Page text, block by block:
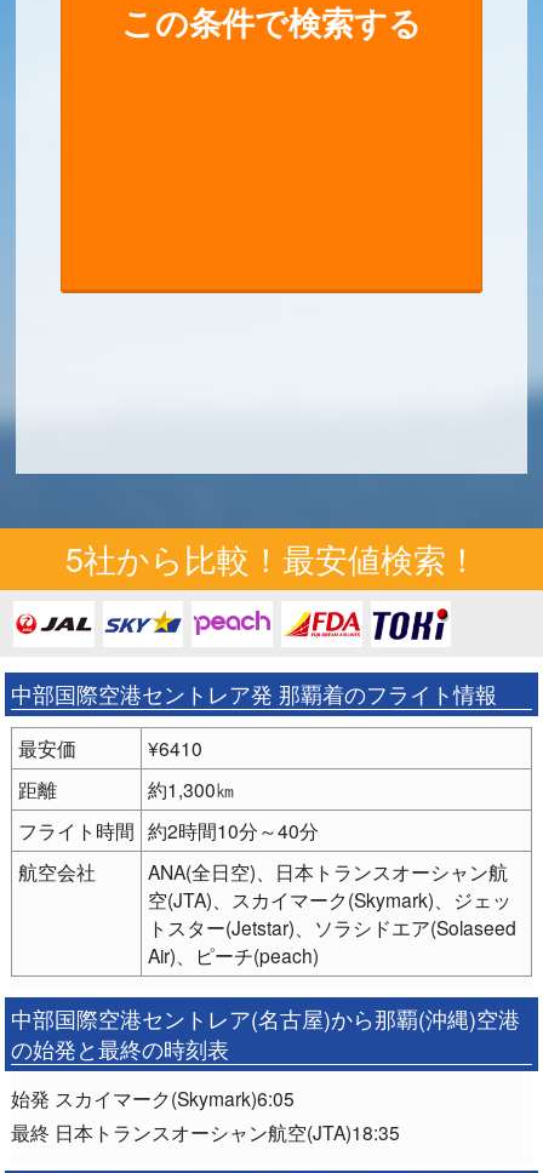
5社から比較！最安値検索！
中部国際空港セントレア発 那覇着のフライト情報
最安価
¥6410
距離
約1,300㎞
フライト時間 約2時間10分～40分
航空会社
ANA(全日空)、日本トランスオーシャン航
空(JTA)、スカイマーク(Skymark)、ジェッ
トスター(Jetstar)、ソラシドエア(Solaseed
Air)、ピーチ(peach)
中部国際空港セントレア(名古屋)から那覇(沖縄)空港
の始発と最終の時刻表
始発 スカイマーク(Skymark)6:05
最終 日本トランスオーシャン航空(JTA)18:35